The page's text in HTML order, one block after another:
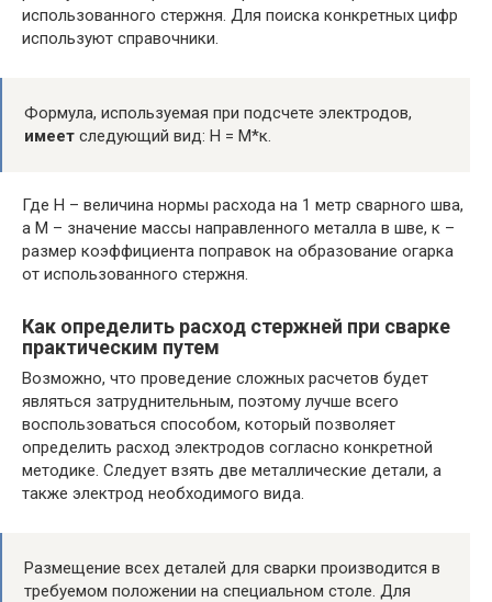
использованного стержня. Для поиска конкретных цифр
используют справочники.
Формула, используемая при подсчете электродов,
имеет следующий вид: Н = М*к.
Где Н – величина нормы расхода на 1 метр сварного шва,
а М – значение массы направленного металла в шве, к –
размер коэффициента поправок на образование огарка
от использованного стержня.
Как определить расход стержней при сварке
практическим путем
Возможно, что проведение сложных расчетов будет
являться затруднительным, поэтому лучше всего
воспользоваться способом, который позволяет
определить расход электродов согласно конкретной
методике. Следует взять две металлические детали, а
также электрод необходимого вида.
Размещение всех деталей для сварки производится в
требуемом положении на специальном столе. Для